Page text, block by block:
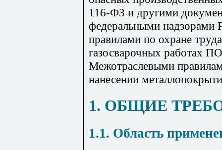
116-ФЗ и другими
федеральными надзорами
правилами по охране
газосварочных работах
Межотраслевыми
нанесении
1. ОБЩИЕ
1.1. Область